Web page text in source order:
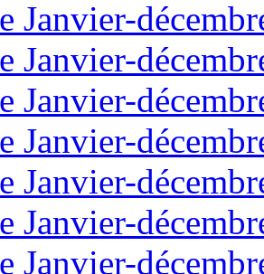
Janvier-
Janvier-
Janvier-
Janvier-
Janvier-
Janvier-
Janvier-